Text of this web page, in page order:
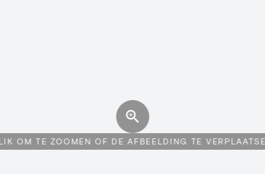
OM TE ZOOMEN OF DE AFBEELDING TE